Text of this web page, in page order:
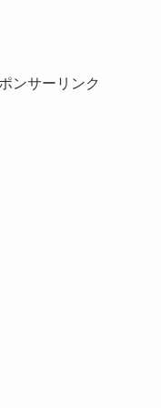
ンサーリンク